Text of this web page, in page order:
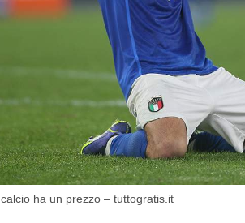
ha un prezzo – tuttogratis.it